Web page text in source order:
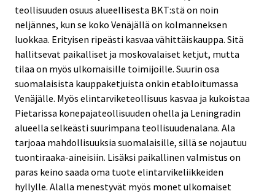
teollisuuden osuus alueellisesta BKT:stä on noin
neljännes, kun se koko Venäjällä on kolmanneksen
luokkaa. Erityisen ripeästi kasvaa vähittäiskauppa. Sitä
hallitsevat paikalliset ja moskovalaiset ketjut, mutta
tilaa on myös ulkomaisille toimijoille. Suurin osa
suomalaisista kauppaketjuista onkin etabloitumassa
Venäjälle. Myös elintarviketeollisuus kasvaa ja kukoistaa
Pietarissa konepajateollisuuden ohella ja Leningradin
alueella selkeästi suurimpana teollisuudenalana. Ala
tarjoaa mahdollisuuksia suomalaisille, sillä se nojautuu
tuontiraaka-aineisiin. Lisäksi paikallinen valmistus on
paras keino saada oma tuote elintarvikeliikkeiden
hyllylle. Alalla menestyvät myös monet ulkomaiset